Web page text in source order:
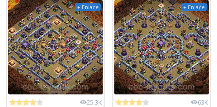
+ Enlace
25.3K
+ Enlace
63K